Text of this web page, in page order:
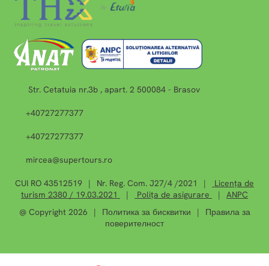
Str. Cetatuia nr.3b , apart. 2 500084 - Brasov
+40727277377
+40727277377
mircea@supertours.ro
CUI RO 43512519 | Nr. Reg. Com. J27/4 /2021 |
Licența de
turism 2380 / 19.03.2021
| Polița de asigurare |
ANPC
@ Copyright 2026
| Политика за бисквитки |
Правила за
поверителност